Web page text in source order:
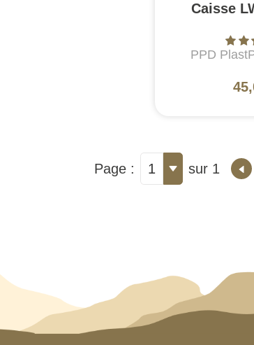
Caisse
PPD
Page : 1 sur 1